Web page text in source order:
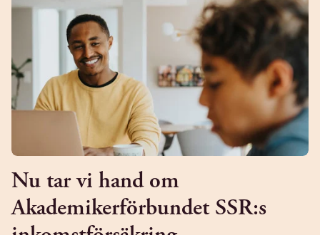
Nu tar vi hand om
Akademikerförbundet SSR:s